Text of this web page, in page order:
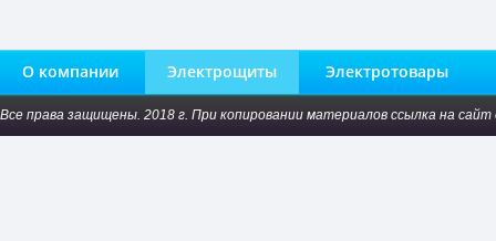
О компании Электрощиты Электротовары
Все права защищены. 2018 г. При копировании материалов ссылка на сайт